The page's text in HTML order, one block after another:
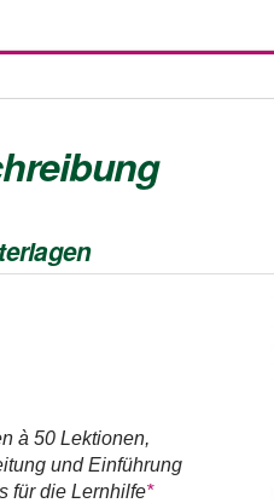
à 50 Lektionen,
und Einführung
für die Lernhilfe*